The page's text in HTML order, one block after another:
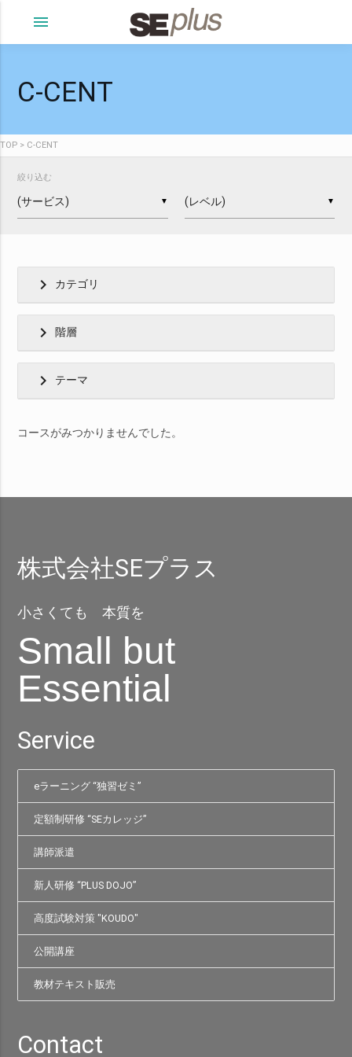
menu
C-CENT
TOP C-CENT
絞り込む
▼ ▼
chevron_right カテゴリ
chevron_right 階層
chevron_right テーマ
コースがみつかりませんでした。
株式会社SEプラス
小さくても 本質を
Small but
Essential
Service
eラーニング “独習ゼミ”
定額制研修 “SEカレッジ”
講師派遣
新人研修 “PLUS DOJO”
高度試験対策 "KOUDO"
公開講座
教材テキスト販売
Contact